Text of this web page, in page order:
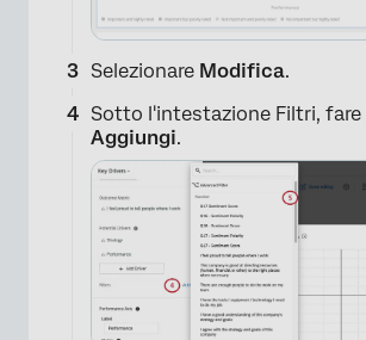
Selezionare Modifica.
Sotto l'intestazione Filtri, fare
Aggiungi.